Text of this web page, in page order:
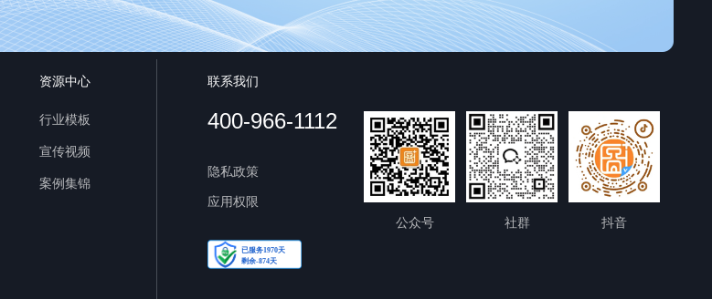
资源中心
行业模板
宣传视频
案例集锦
联系我们
400-966-1112
隐私政策
应用权限
公众号
社群 抖音